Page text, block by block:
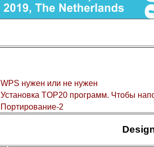
WPS нужен или не нужен
Установка TOP20 программ. Чтобы
Портирование-2